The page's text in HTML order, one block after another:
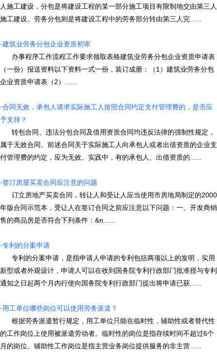
人施工建设，分包是将建设工程的某一部分施工项目有限制地交由第三人
施工建设。劳务分包则是将建设工程中的劳务部分转由第三人完......
·建筑业劳务分包企业资质初审
办事程序工作流程工作要求领取表格建筑业劳务分包企业资质申请表
（一份）报送资料以下资料一式一份，装订成册：（1）建筑业劳务分包
企业资质申请表（2）......
·合同无效，承包人请求实际施工人按照合同约定支付管理费的，是否应
予支持？
转包合同、违法分包合同及借用资质合同均违反法律的强制性规定，
属于无效合同。前述合同关于实际施工人向承包人或者出借资质的企业支
付管理费的约定，应为无效。实践中，有的承包人、出借资质的......
·签订房屋买卖合同应注意的问题
订立房地产买卖合同，转让人和受让人应当使用市房地局制定的2000
年版合同示范本，受让人在签订合同之前应注意以下问题：一、开发商销
售的商品房是否符合下列条件：&n......
·专利的分案申请
专利的分案申请，是指申请人申请的专利包括两项以上的发明，实用
新型或者外观设计，申请人可以在收到国务院专利行政部门批准授与专利
通知之日起两个月内行使向国务院专利行政部门提出将申请已获......
·用工单位哪些岗位可以使用劳务派遣？
根据劳务派遣暂行规定，用工单位只能在临时性，辅助性或者替代性
的工作岗位上使用被派遣劳动者。临时性的岗位是指存续时间不超过6个
月的岗位。辅助性工作岗位是指主营业务岗位提供服务的非主营......